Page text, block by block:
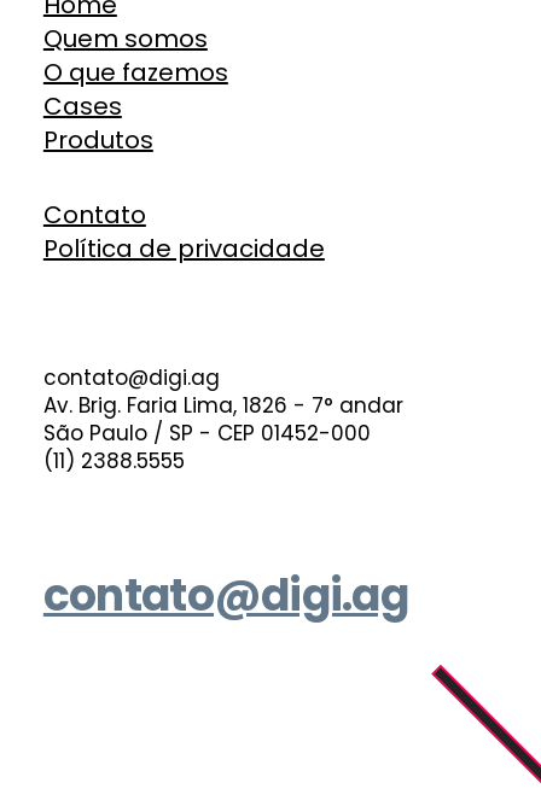
contato@digi.ag
Quem somos
O que fazemos
Cases
Produtos
Contato
Política de privacidade
contato@digi.ag
Av. Brig. Faria Lima, 1826 - 7° andar
São Paulo / SP - CEP 01452-000
(11) 2388.5555